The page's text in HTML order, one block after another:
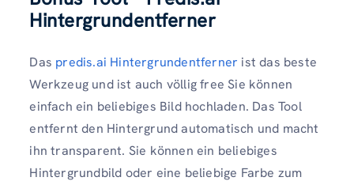
Hintergrundentferner
Das predis.ai Hintergrundentferner ist das beste
Werkzeug und ist auch völlig free Sie können
einfach ein beliebiges Bild hochladen. Das Tool
entfernt den Hintergrund automatisch und macht
ihn transparent. Sie können ein beliebiges
Hintergrundbild oder eine beliebige Farbe zum